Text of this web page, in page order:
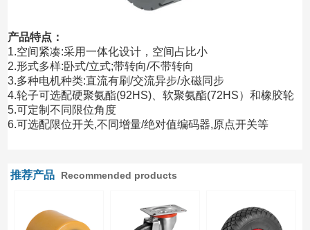
产品特点：
1.空间紧凑:采用一体化设计，空间占比小
2.形式多样:卧式/立式;带转向/不带转向
3.多种电机种类:直流有刷/交流异步/永磁同步
4.轮子可选配硬聚氨酯(92HS)、软聚氨酯(72HS）和橡胶轮
5.可定制不同限位角度
6.可选配限位开关,不同增量/绝对值编码器,原点开关等
推荐产品
Recommended products